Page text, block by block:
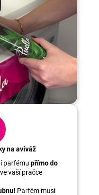
na aviváž
parfému přímo do
vaší pračce
Parfém musí